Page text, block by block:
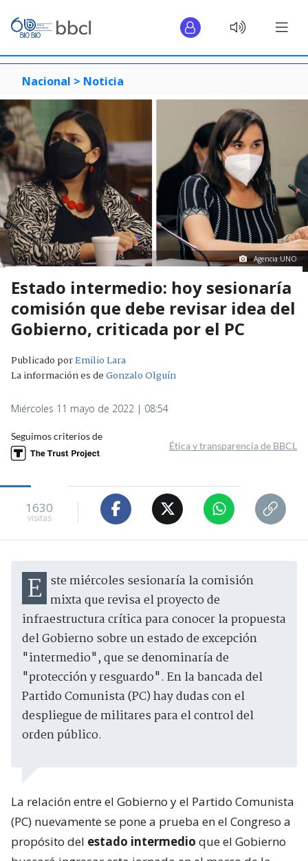
Nacional > Noticia
Agencia UNO
Estado intermedio: hoy sesionaría
comisión que debe revisar idea del
Gobierno, criticada por el PC
Publicado porEmilio Lara
La información es deGonzalo Olguín
Miércoles 11 mayo de 2022 | 08:54
Seguimos criterios de
Ética y transparencia de BBCL
1630
visitas
Este miércoles sesionaría la comisión mixta que revisa el proyecto de
infraestructura crítica para conocer la propuesta
del Gobierno sobre un estado de excepción
"intermedio", que se denominaría de
"protección y resguardo". En la bancada del
Partido Comunista (PC) hay dudas con el
despliegue de militares para el control del
orden público.
La relación entre el Gobierno y el Partido Comunista
(PC) nuevamente se pone a prueba en el Congreso a
propósito del estado intermedio que el Gobierno